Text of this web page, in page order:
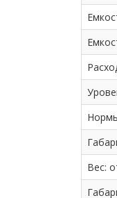
Вес: